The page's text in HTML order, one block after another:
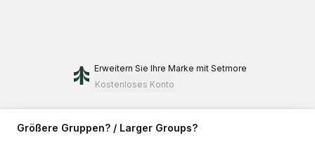
Erweitern Sie Ihre Marke mit Setmore
Kostenloses Konto
Größere Gruppen? / Larger Groups?